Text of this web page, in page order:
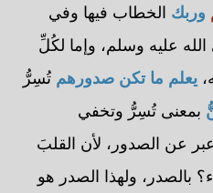
وربك الخطاب فيها وفي
عليه وسلم، وإما لكُلِّ
يعلم ما تكن صدورهم تُسِرُّ
بمعنى تُسِرُّ وتخفي
عن الصدور، لأن القلبَ
ولهذا الصدر هو